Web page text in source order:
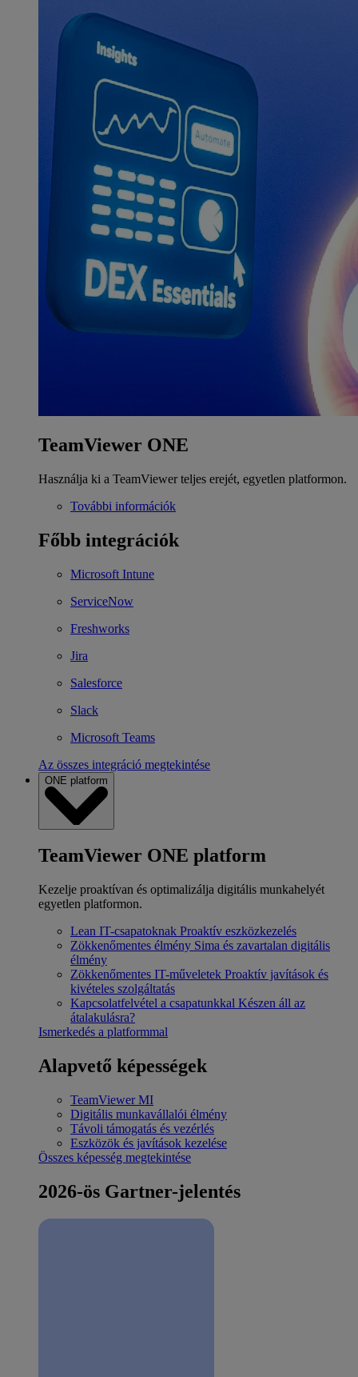
TeamViewer ONE
Használja ki a TeamViewer teljes erejét, egyetlen platformon.
További információk
Főbb integrációk
Microsoft Intune
ServiceNow
Freshworks
Jira
Salesforce
Slack
Microsoft Teams
Az összes integráció megtekintése
ONE platform
TeamViewer ONE platform
Kezelje proaktívan és optimalizálja digitális munkahelyét
egyetlen platformon.
Lean IT-csapatoknak Proaktív eszközkezelés
Zökkenőmentes élmény Sima és zavartalan digitális
élmény
Zökkenőmentes IT-műveletek Proaktív javítások és
kivételes szolgáltatás
Kapcsolatfelvétel a csapatunkkal Készen áll az
átalakulásra?
Ismerkedés a platformmal
Alapvető képességek
TeamViewer MI
Digitális munkavállalói élmény
Távoli támogatás és vezérlés
Eszközök és javítások kezelése
Összes képesség megtekintése
2026-ös Gartner-jelentés